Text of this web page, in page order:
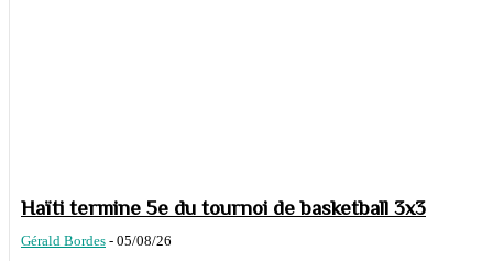
Haïti termine 5e du tournoi de basketball 3x3
Gérald Bordes - 05/08/26